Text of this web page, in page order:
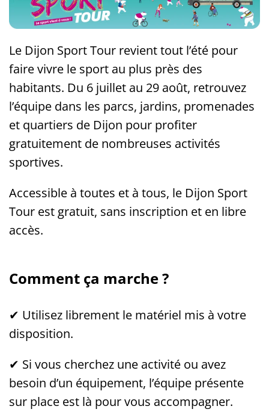
Le Dijon Sport Tour revient tout l’été pour
faire vivre le sport au plus près des
habitants. Du 6 juillet au 29 août, retrouvez
l’équipe dans les parcs, jardins, promenades
et quartiers de Dijon pour profiter
gratuitement de nombreuses activités
sportives.
Accessible à toutes et à tous, le Dijon Sport
Tour est gratuit, sans inscription et en libre
accès.
Comment ça marche ?
✔ Utilisez librement le matériel mis à votre
disposition.
✔ Si vous cherchez une activité ou avez
besoin d’un équipement, l’équipe présente
sur place est là pour vous accompagner.